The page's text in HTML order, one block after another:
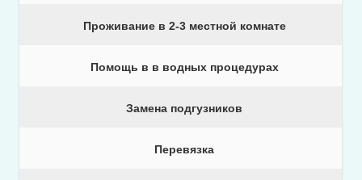
Проживание в 2-3 местной комнате
Помощь в в водных процедурах
Замена подгузников
Перевязка